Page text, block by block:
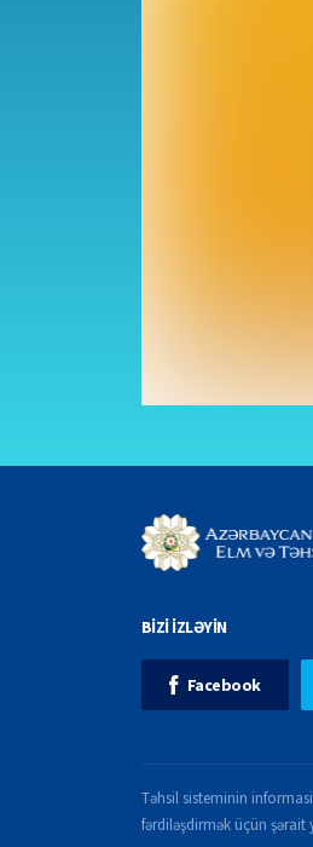
BİZİ İZLƏYİN
Facebook
Təhsil sisteminin
fərdiləşdirmək üçün şərait